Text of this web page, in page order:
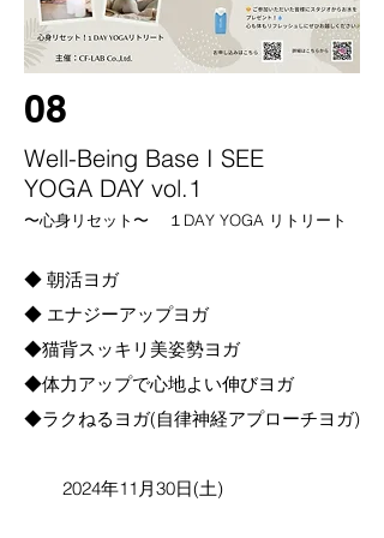
08
Well-Being Base I SEE
YOGA DAY vol.1
〜心身リセット〜 １DAY YOGA リトリート
◆ 朝活ヨガ
◆ エナジーアップヨガ
◆猫背スッキリ美姿勢ヨガ
​◆体力アップで心地よい伸びヨガ
◆ラクねるヨガ(自律神経アプローチヨガ)
2024年11月30日(土)